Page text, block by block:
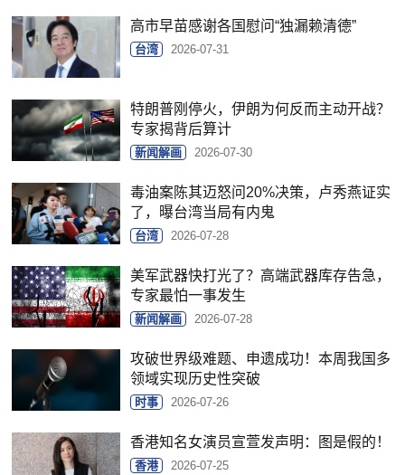
高市早苗感谢各国慰问“独漏赖清德”
台湾 2026-07-31
特朗普刚停火，伊朗为何反而主动开战？
专家揭背后算计
新闻解画 2026-07-30
毒油案陈其迈怒问20%决策，卢秀燕证实
了，曝台湾当局有内鬼
台湾 2026-07-28
美军武器快打光了？高端武器库存告急，
专家最怕一事发生
新闻解画 2026-07-28
攻破世界级难题、申遗成功！本周我国多
领域实现历史性突破
时事 2026-07-26
香港知名女演员宣萱发声明：图是假的！
香港 2026-07-25